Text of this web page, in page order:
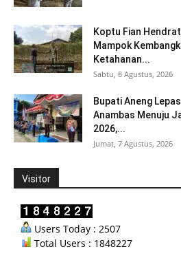
Koptu Fian
Mampok
Ketahanan...
Sabtu, 8 Agustus, 2026
Bupati Aneng
Anambas Menuju
2026,...
Jumat, 7 Agustus, 2026
Visitor
Users Today : 2507
Total Users : 1848227